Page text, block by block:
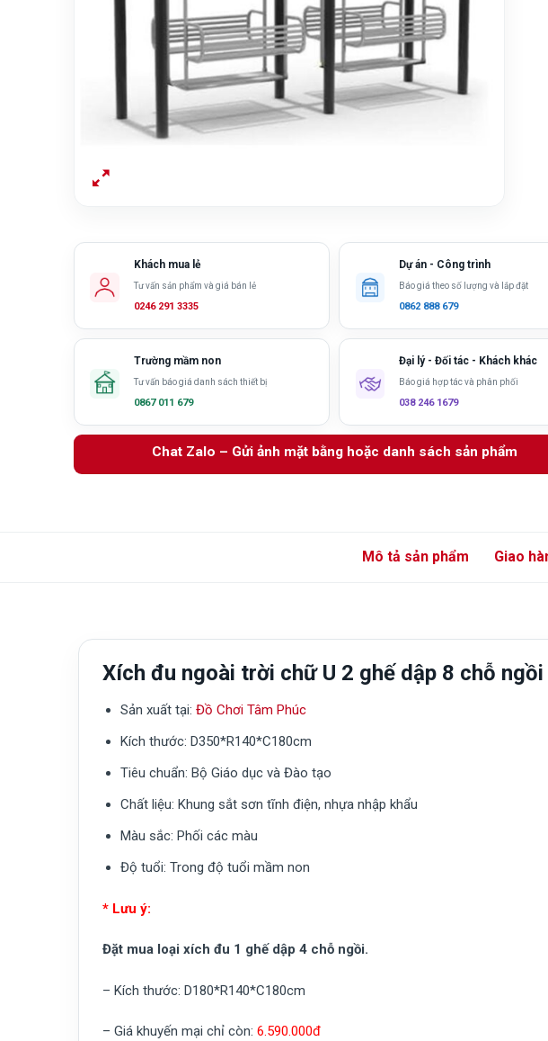
Khách mua lẻ
Tư vấn sản phẩm và giá bán lẻ
0246 291 3335
Dự án - Công trình
Báo giá theo số lượng và lắp đặt
0862 888 679
Trường mầm non
Tư vấn báo giá danh sách thiết bị
0867 011 679
Đại lý - Đối tác - Khách khác
Báo giá hợp tác và phân phối
038 246 1679
Chat Zalo – Gửi ảnh mặt bằng hoặc danh sách sản phẩm
Mô tả sản phẩm Giao
Xích đu ngoài trời chữ U 2 ghế dập 8 chỗ
Sản xuất tại: Đồ Chơi Tâm Phúc
Kích thước: D350*R140*C180cm
Tiêu chuẩn: Bộ Giáo dục và Đào tạo
Chất liệu: Khung sắt sơn tĩnh điện, nhựa nhập khẩu
Màu sắc: Phối các màu
Độ tuổi: Trong độ tuổi mầm non
* Lưu ý:
Đặt mua loại xích đu 1 ghế dập 4 chỗ ngồi.
– Kích thước: D180*R140*C180cm
– Giá khuyến mại chỉ còn: 6.590.000đ